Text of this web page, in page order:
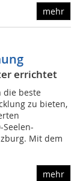
mehr
errichtet
die beste
zu bieten,
Mit dem
mehr